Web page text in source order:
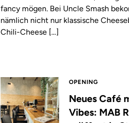
fancy mögen. Bei Uncle Smash
nämlich nicht nur klassische
Chili-Cheese […]
OPENING
Neues Café
Vibes: MAB